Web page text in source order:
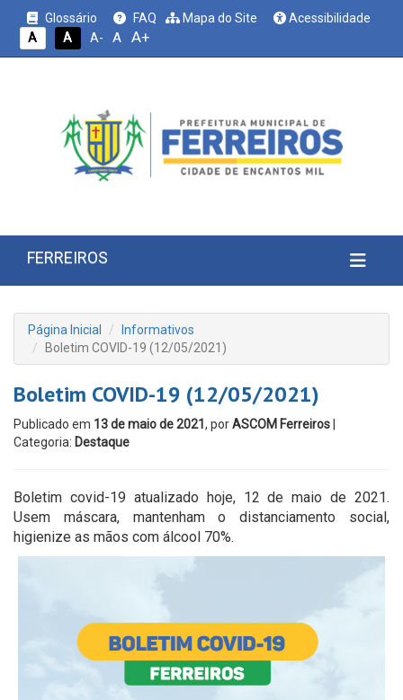
Glossário FAQ Mapa do Site
Acessibilidade
A
A A- A A+
FERREIROS
Página Inicial
Informativos
Boletim COVID-19 (12/05/2021)
Boletim COVID-19 (12/05/2021)
Publicado em 13 de maio de 2021 , porASCOM Ferreiros
Categoria: Destaque
Boletim covid-19 atualizado hoje, 12 de maio de 2021.
Usem máscara, mantenham o distanciamento social,
higienize as mãos com álcool 70%.